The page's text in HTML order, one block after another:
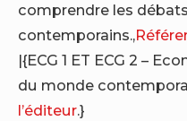
comprendre les
contemporains.,
|{ECG 1 ET ECG 2 –
du monde
l’éditeur.}